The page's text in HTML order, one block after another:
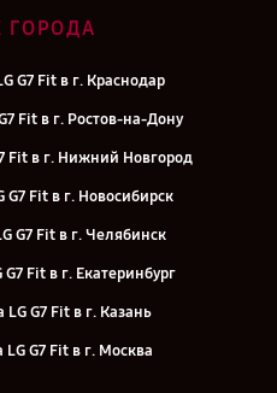
ГОРОДА
G7 Fit в г. Краснодар
Fit в г. Ростов-на-Дону
Fit в г. Нижний Новгород
Fit в г. Новосибирск
G7 Fit в г. Челябинск
Fit в г. Екатеринбург
G7 Fit в г. Казань
G7 Fit в г. Москва